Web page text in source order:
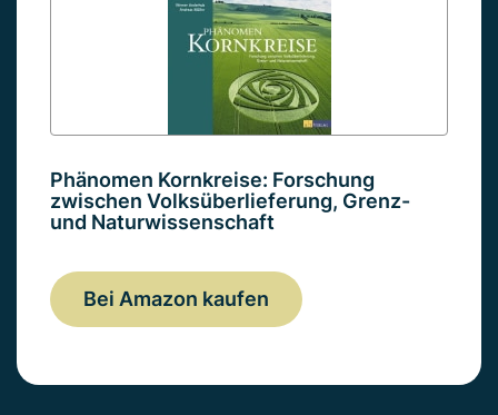
Phänomen Kornkreise: Forschung
zwischen Volksüberlieferung, Grenz-
und Naturwissenschaft
Bei Amazon kaufen